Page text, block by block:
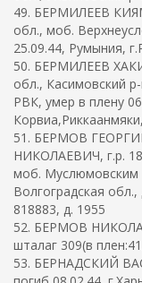
49. БЕРМИЛЕЕВ
обл., моб.
25.09.44, Румыния,
50. БЕРМИЛЕЕВ
обл., Касимовский
РВК, умер в плену
51. БЕРМОВ
НИКОЛАЕВИЧ, г.р.
моб. Муслюмовским
Волгоградская
818883, д. 1955
52. БЕРМОВ
шталаг 309(в
53. БЕРНАДСКИЙ